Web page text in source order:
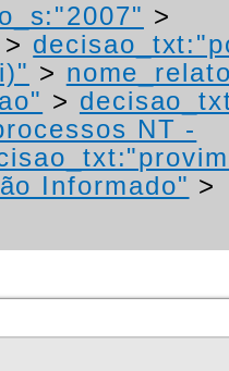
>
>
>
>
NT -
Informado" >